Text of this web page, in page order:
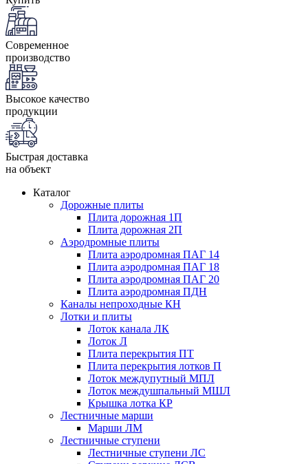
Современное
производство
Высокое качество
продукции
Быстрая доставка
на объект
Каталог
Дорожные плиты
Плита дорожная 1П
Плита дорожная 2П
Аэродромные плиты
Плита аэродромная ПАГ 14
Плита аэродромная ПАГ 18
Плита аэродромная ПАГ 20
Плита аэродромная ПДН
Каналы непроходные КН
Лотки и плиты
Лоток канала ЛК
Лоток Л
Плита перекрытия ПТ
Плита перекрытия лотков П
Лоток междупутный МПЛ
Лоток междушпальный МШЛ
Крышка лотка КР
Лестничные марши
Марши ЛМ
Лестничные ступени
Лестничные ступени ЛС